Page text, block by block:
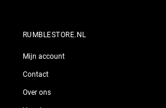
RUMBLESTORE.NL
Mijn account
Contact
Over ons